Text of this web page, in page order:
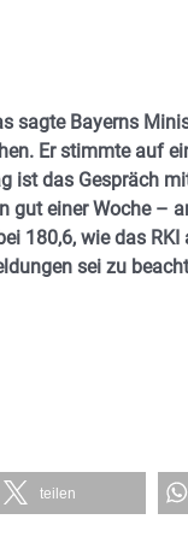
sagte Bayerns
Er stimmte auf
das Gespräch
gut einer Woche –
180,6, wie das
sei zu
teilen